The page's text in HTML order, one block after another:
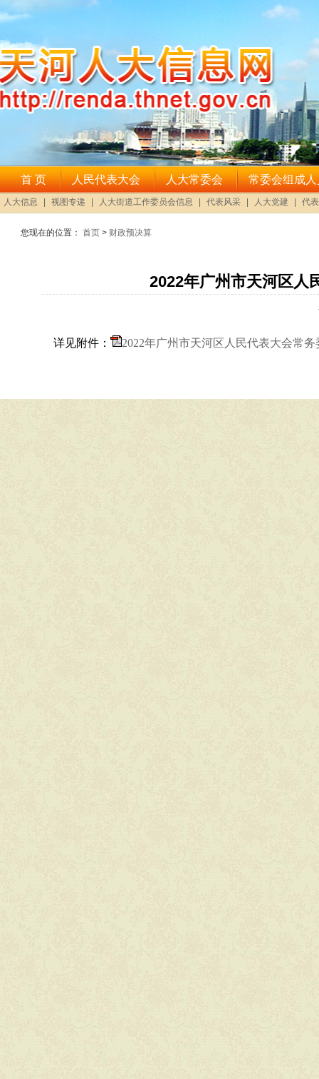
您现在的位置： 首页 > 财政预决算
2022年广州市天河区人
详见附件： 2022年广州市天河区人民代表大会常